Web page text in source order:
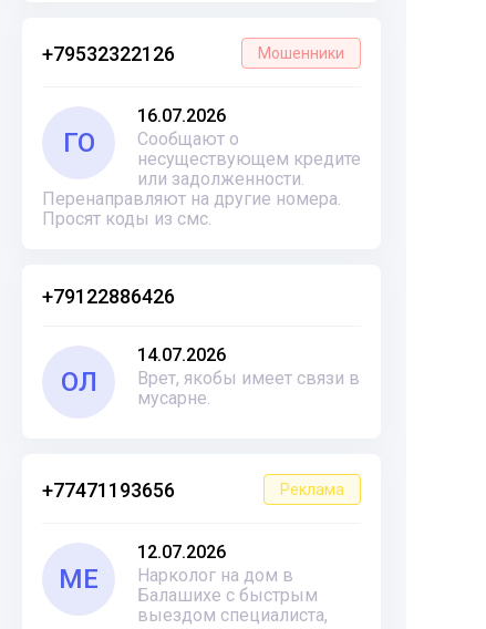
+79532322126 Мошенники
ГО
16.07.2026
Сообщают о
несуществующем кредите
или задолженности.
Перенаправляют на другие номера.
Просят коды из смс.
+79122886426
ОЛ
14.07.2026
Врет, якобы имеет связи в
мусарне.
+77471193656 Реклама
ME
12.07.2026
Нарколог на дом в
Балашихе с быстрым
выездом специалиста,